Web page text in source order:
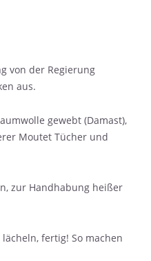
von der Regierung
aus.
gewebt (Damast),
Moutet Tücher und
zur Handhabung heißer
fertig! So machen